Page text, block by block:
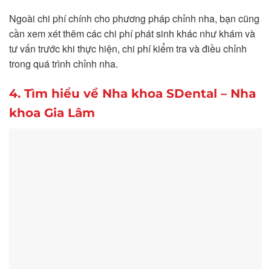
Ngoài chi phí chính cho phương pháp chỉnh nha, bạn cũng
cần xem xét thêm các chi phí phát sinh khác như khám và
tư vấn trước khi thực hiện, chi phí kiểm tra và điều chỉnh
trong quá trình chỉnh nha.
4. Tìm hiểu về Nha khoa SDental – Nha
khoa Gia Lâm